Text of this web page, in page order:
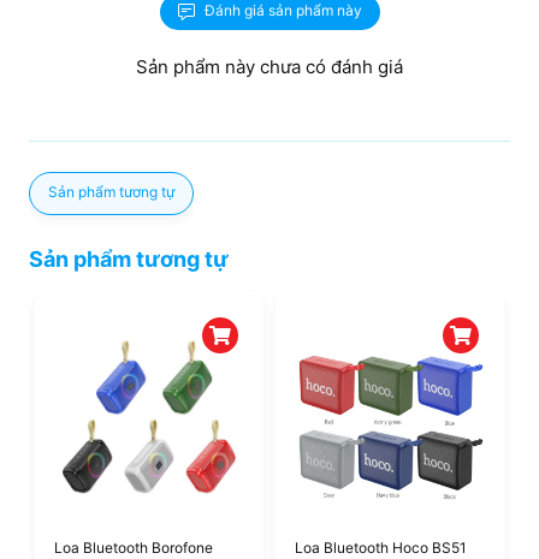
Đánh giá sản phẩm này
Sản phẩm này chưa có đánh giá
Sản phẩm tương tự
Sản phẩm tương tự
Loa Bluetooth Borofone
Loa Bluetooth Hoco BS51